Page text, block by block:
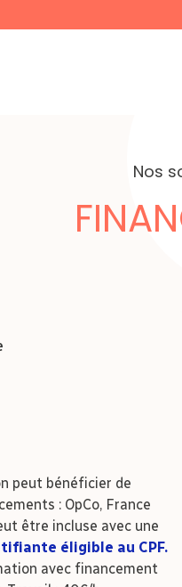
Nos
peut bénéficier de
: OpCo, France
être incluse avec une
éligible au CPF.
avec financement